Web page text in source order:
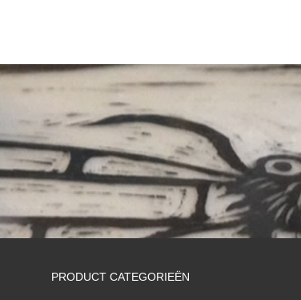
PRODUCT CATEGORIEËN